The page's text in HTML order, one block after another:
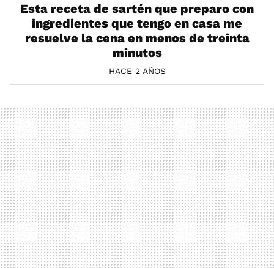
Esta receta de sartén que preparo con
ingredientes que tengo en casa me
resuelve la cena en menos de treinta
minutos
HACE 2 AÑOS